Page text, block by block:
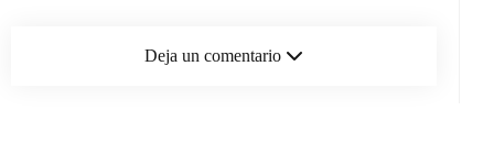
Deja un comentario